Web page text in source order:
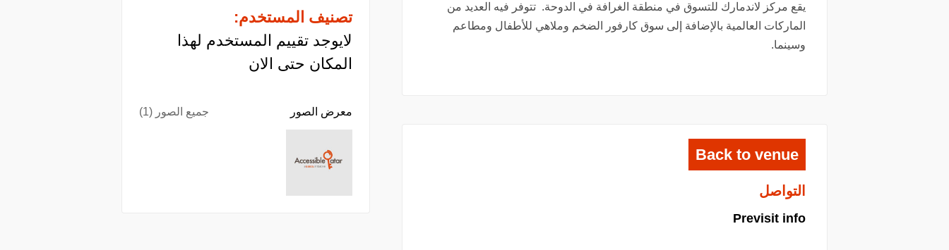
يقع مركز لاندمارك للتسوق في منطقة الغرافة في الدوحة. تتوفر فيه العديد من
الماركات العالمية بالإضافة إلى سوق كارفور الضخم وملاهي للأطفال ومطاعم
وسينما.
Back to venue
التواصل
Previsit info
تصنيف المستخدم:
لايوجد تقييم المستخدم لهذا
المكان حتى الان
معرض الصور جميع الصور (1)